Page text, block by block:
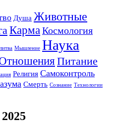
Душа Животные
Карма Космология
Мышление Наука
Питание
Религия Самоконтроль
Смерть Сознание Технологии